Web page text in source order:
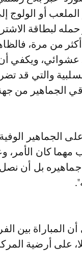
الملعب أو
حمله لبطاقة
أكثر من مرة،
ويكفي
والتي قد
الجماهير من
الجماهير
مهما كان الأمر،
بل أن
أن المباراة بين
على أرضية